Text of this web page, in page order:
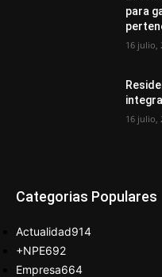
para
16 julio,
16 julio,
Categorias Populares
Actualidad914
+NPE692
Empresa664